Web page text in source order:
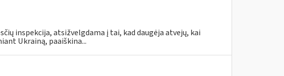
inspekcija, atsižvelgdama į tai, kad daugėja atvejų, kai
Ukrainą, paaiškina...